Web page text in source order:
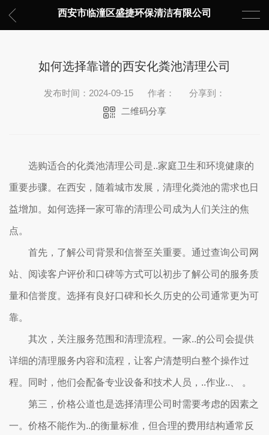
西安市临潼区盛捷环保清洁有限公司
如何选择靠谱的西安化粪池清理公司
发布时间：2024-09-15 作者：
分享到：
二维码分享
选购适合的化粪池清理公司是..家庭卫生和环境健康的
重要步骤。在西安，随着城市发展，清理化粪池的需求也日
益增加。如何选择一家可靠的清理公司成为人们关注的焦
点。
首先，了解公司背景和信誉至关重要。通过查询公司网
站、阅读客户评价和口碑等方式可以初步了解公司的服务质
量和信誉度。选择有良好口碑和长久历史的公司通常更为可
靠。
其次，关注服务范围和清理流程。一家..的公司会提供
详细的清理服务内容和流程，让客户清楚明白整个操作过
程。同时，他们会配备专业设备和技术人员，..作业..、 。
第三，价格公道也是选择清理公司时需要考虑的因素之
一。价格不能作为..的衡量标准，但合理的费用结构通常反